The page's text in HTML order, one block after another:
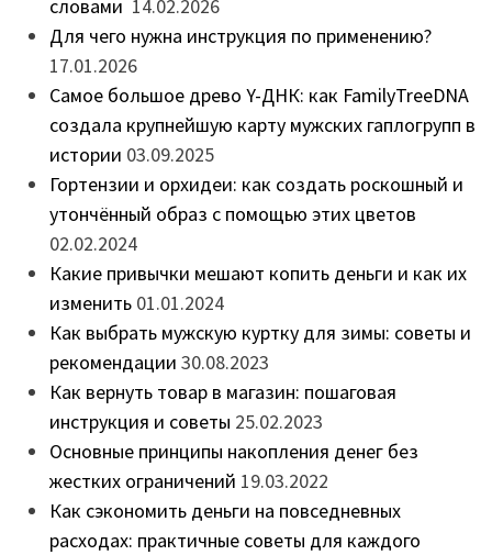
словами 14.02.2026
Для чего нужна инструкция по применению?
17.01.2026
Самое большое древо Y-ДНК: как FamilyTreeDNA
создала крупнейшую карту мужских гаплогрупп в
истории 03.09.2025
Гортензии и орхидеи: как создать роскошный и
утончённый образ с помощью этих цветов
02.02.2024
Какие привычки мешают копить деньги и как их
изменить 01.01.2024
Как выбрать мужскую куртку для зимы: советы и
рекомендации 30.08.2023
Как вернуть товар в магазин: пошаговая
инструкция и советы 25.02.2023
Основные принципы накопления денег без
жестких ограничений 19.03.2022
Как сэкономить деньги на повседневных
расходах: практичные советы для каждого